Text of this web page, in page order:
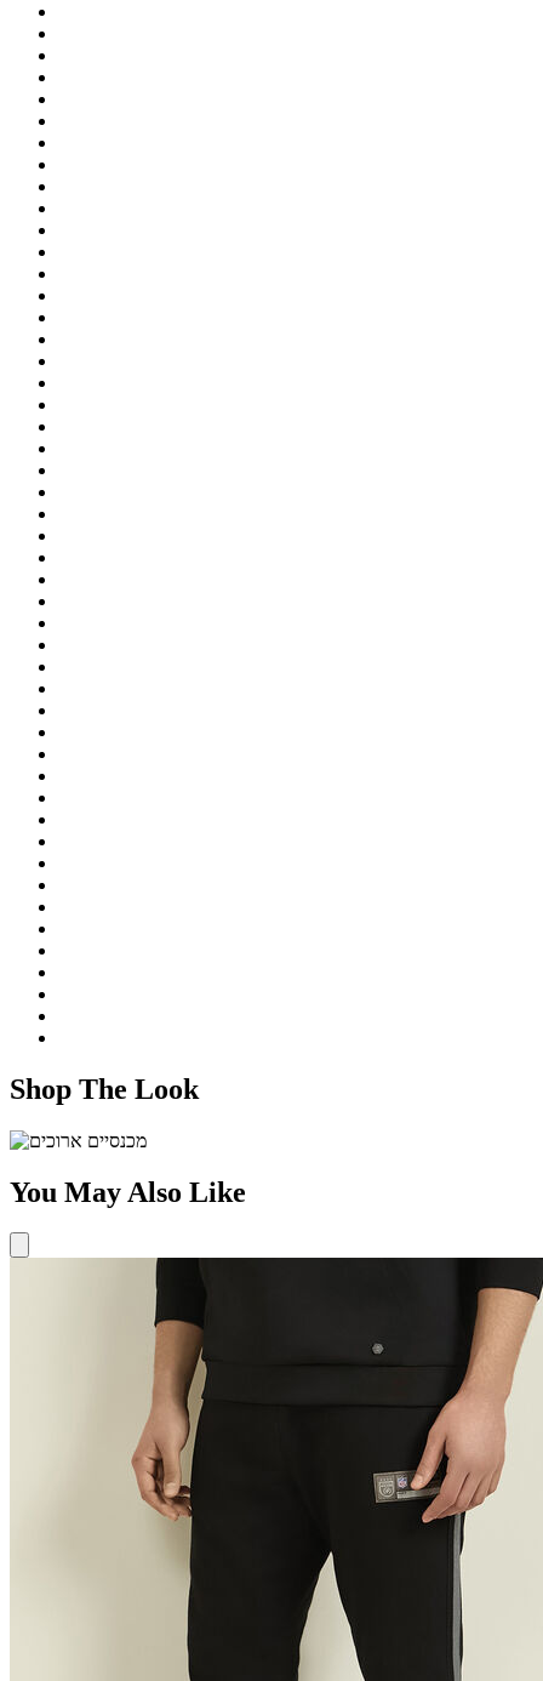
Shop The Look
You May Also Like